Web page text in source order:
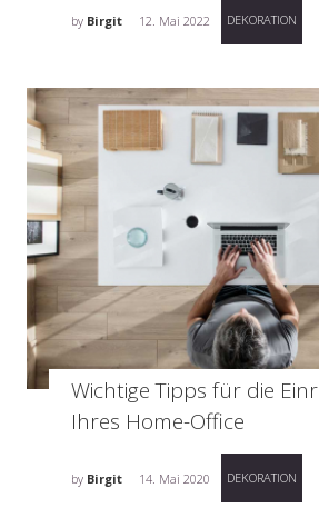
by Birgit 12. Mai 2022 DEKORATION
Wichtige Tipps für die
Ihres Home-Office
by Birgit 14. Mai 2020 DEKORATION